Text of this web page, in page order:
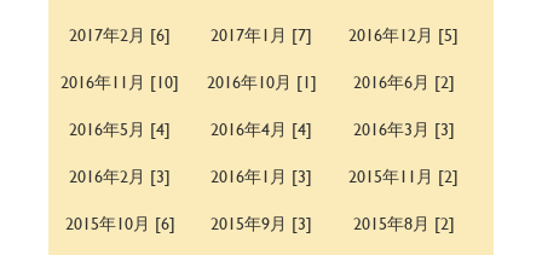
2017年2月 [6]
2017年1月 [7]
2016年12月 [5]
2016年11月 [10]
2016年10月 [1]
2016年6月 [2]
2016年5月 [4]
2016年4月 [4]
2016年3月 [3]
2016年2月 [3]
2016年1月 [3]
2015年11月 [2]
2015年10月 [6]
2015年9月 [3]
2015年8月 [2]